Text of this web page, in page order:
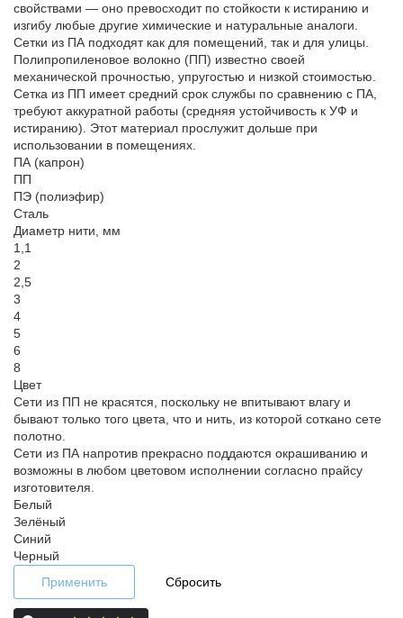
свойствами — оно превосходит по стойкости к истиранию и
изгибу любые другие химические и натуральные аналоги.
Сетки из ПА подходят как для помещений, так и для улицы.
Полипропиленовое волокно (ПП) известно своей
механической прочностью, упругостью и низкой стоимостью.
Сетка из ПП имеет средний срок службы по сравнению с ПА,
требуют аккуратной работы (средняя устойчивость к УФ и
истиранию). Этот материал прослужит дольше при
использовании в помещениях.
ПА (капрон)
ПП
ПЭ (полиэфир)
Сталь
Диаметр нити, мм
1,1
2
2,5
3
4
5
6
8
Цвет
Сети из ПП не красятся, поскольку не впитывают влагу и
бывают только того цвета, что и нить, из которой соткано сете
полотно.
Сети из ПА напротив прекрасно поддаются окрашиванию и
возможны в любом цветовом исполнении согласно прайсу
изготовителя.
Белый
Зелёный
Синий
Черный
Применить
Сбросить